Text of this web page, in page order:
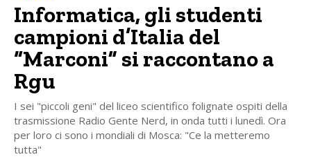
Informatica, gli studenti
campioni d’Italia del
“Marconi” si raccontano a
Rgu
I sei "piccoli geni" del liceo scientifico folignate ospiti della
trasmissione Radio Gente Nerd, in onda tutti i lunedì. Ora
per loro ci sono i mondiali di Mosca: "Ce la metteremo
tutta"